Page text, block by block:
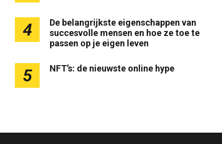
4
De belangrijkste eigenschappen van
succesvolle mensen en hoe ze toe te
passen op je eigen leven
5 NFT’s: de nieuwste online hype